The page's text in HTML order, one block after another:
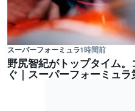
スーパーフォーミュラ1 時間前
野尻智紀がトップタイム
ぐ｜スーパーフォーミュラ